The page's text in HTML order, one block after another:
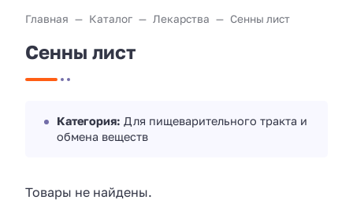
Главная Каталог Лекарства Сенны лист
Сенны лист
Категория: Для пищеварительного тракта и
обмена веществ
Товары не найдены.